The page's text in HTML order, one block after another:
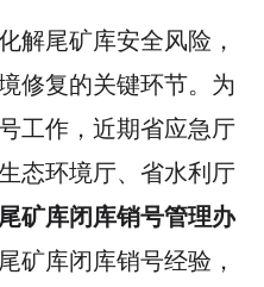
解尾矿库安全风险，
修复的关键环节。为
工作，近期省应急厅
态环境厅、省水利厅
矿库闭库销号管理办
矿库闭库销号经验，